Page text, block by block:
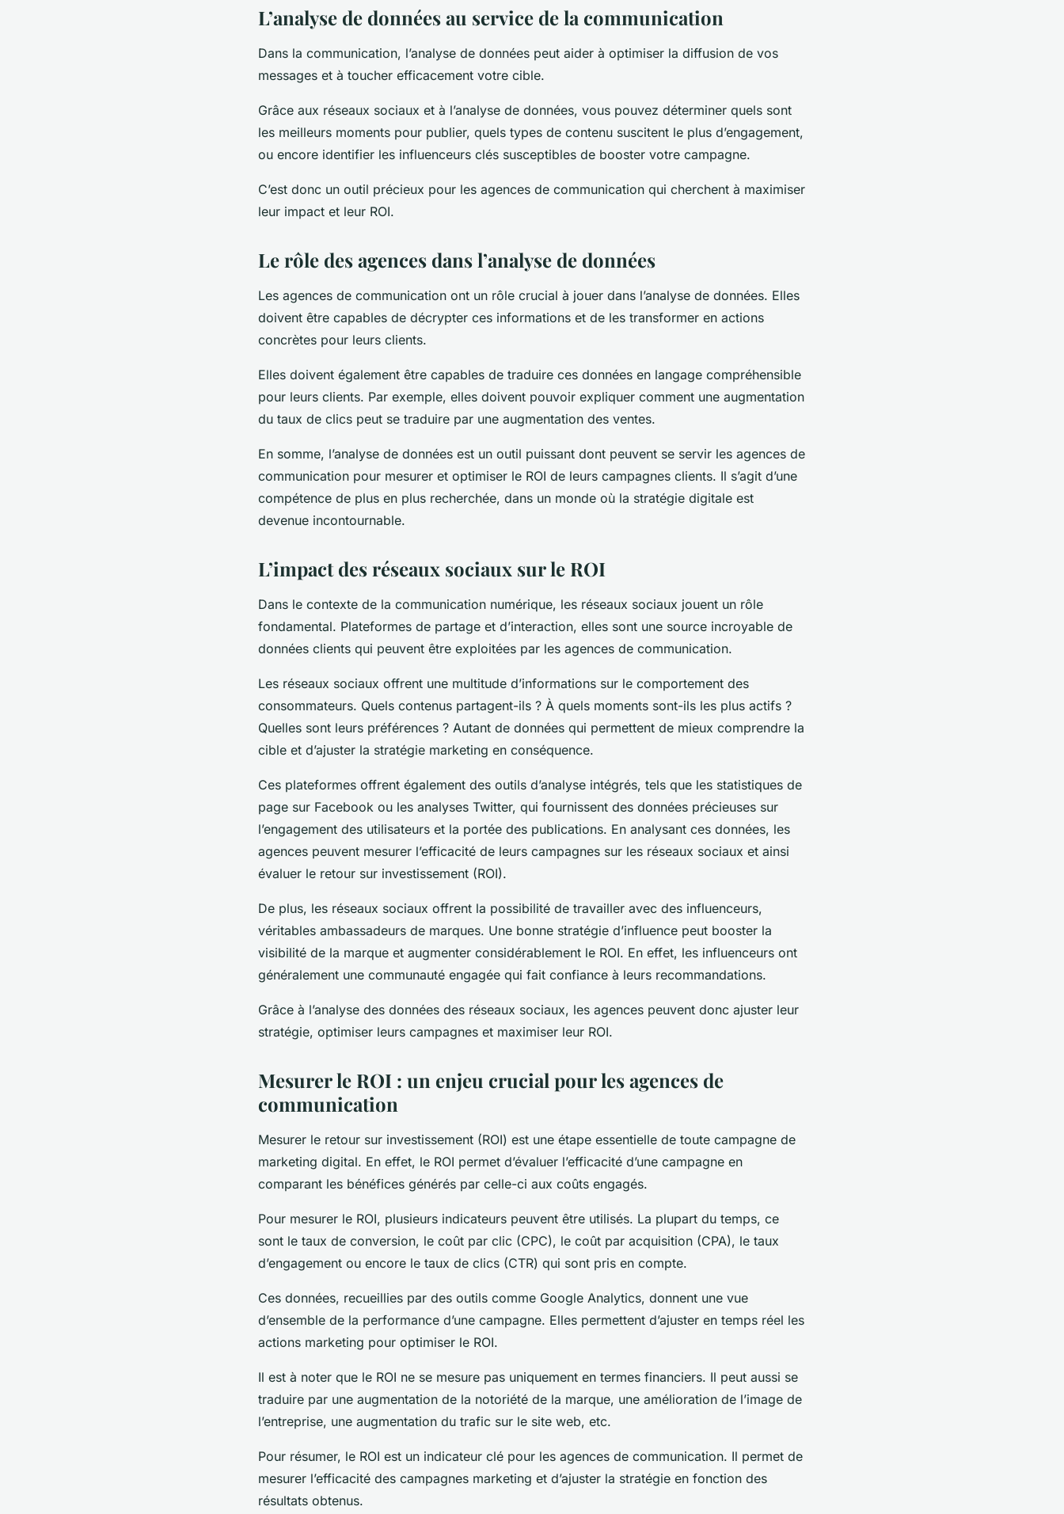
L’analyse de données au service de la communication
Dans la communication, l’analyse de données peut aider à optimiser la diffusion de vos
messages et à toucher efficacement votre cible.
Grâce aux réseaux sociaux et à l’analyse de données, vous pouvez déterminer quels sont
les meilleurs moments pour publier, quels types de contenu suscitent le plus d’engagement,
ou encore identifier les influenceurs clés susceptibles de booster votre campagne.
C’est donc un outil précieux pour les agences de communication qui cherchent à maximiser
leur impact et leur ROI.
Le rôle des agences dans l’analyse de données
Les agences de communication ont un rôle crucial à jouer dans l’analyse de données. Elles
doivent être capables de décrypter ces informations et de les transformer en actions
concrètes pour leurs clients.
Elles doivent également être capables de traduire ces données en langage compréhensible
pour leurs clients. Par exemple, elles doivent pouvoir expliquer comment une augmentation
du taux de clics peut se traduire par une augmentation des ventes.
En somme, l’analyse de données est un outil puissant dont peuvent se servir les agences de
communication pour mesurer et optimiser le ROI de leurs campagnes clients. Il s’agit d’une
compétence de plus en plus recherchée, dans un monde où la stratégie digitale est
devenue incontournable.
L’impact des réseaux sociaux sur le ROI
Dans le contexte de la communication numérique, les réseaux sociaux jouent un rôle
fondamental. Plateformes de partage et d’interaction, elles sont une source incroyable de
données clients qui peuvent être exploitées par les agences de communication.
Les réseaux sociaux offrent une multitude d’informations sur le comportement des
consommateurs. Quels contenus partagent-ils ? À quels moments sont-ils les plus actifs ?
Quelles sont leurs préférences ? Autant de données qui permettent de mieux comprendre la
cible et d’ajuster la stratégie marketing en conséquence.
Ces plateformes offrent également des outils d’analyse intégrés, tels que les statistiques de
page sur Facebook ou les analyses Twitter, qui fournissent des données précieuses sur
l’engagement des utilisateurs et la portée des publications. En analysant ces données, les
agences peuvent mesurer l’efficacité de leurs campagnes sur les réseaux sociaux et ainsi
évaluer le retour sur investissement (ROI).
De plus, les réseaux sociaux offrent la possibilité de travailler avec des influenceurs,
véritables ambassadeurs de marques. Une bonne stratégie d’influence peut booster la
visibilité de la marque et augmenter considérablement le ROI. En effet, les influenceurs ont
généralement une communauté engagée qui fait confiance à leurs recommandations.
Grâce à l’analyse des données des réseaux sociaux, les agences peuvent donc ajuster leur
stratégie, optimiser leurs campagnes et maximiser leur ROI.
Mesurer le ROI : un enjeu crucial pour les agences de
communication
Mesurer le retour sur investissement (ROI) est une étape essentielle de toute campagne de
marketing digital. En effet, le ROI permet d’évaluer l’efficacité d’une campagne en
comparant les bénéfices générés par celle-ci aux coûts engagés.
Pour mesurer le ROI, plusieurs indicateurs peuvent être utilisés. La plupart du temps, ce
sont le taux de conversion, le coût par clic (CPC), le coût par acquisition (CPA), le taux
d’engagement ou encore le taux de clics (CTR) qui sont pris en compte.
Ces données, recueillies par des outils comme Google Analytics, donnent une vue
d’ensemble de la performance d’une campagne. Elles permettent d’ajuster en temps réel les
actions marketing pour optimiser le ROI.
Il est à noter que le ROI ne se mesure pas uniquement en termes financiers. Il peut aussi se
traduire par une augmentation de la notoriété de la marque, une amélioration de l’image de
l’entreprise, une augmentation du trafic sur le site web, etc.
Pour résumer, le ROI est un indicateur clé pour les agences de communication. Il permet de
mesurer l’efficacité des campagnes marketing et d’ajuster la stratégie en fonction des
résultats obtenus.